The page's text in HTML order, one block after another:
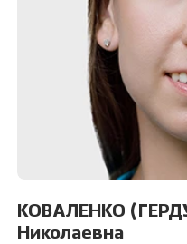
КОВАЛЕНКО
Николаевна